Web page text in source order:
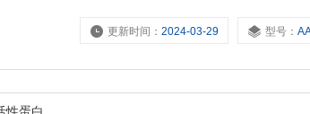
更新时间：2024-03-29 型号：